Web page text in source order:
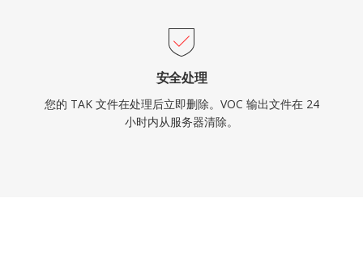
安全处理
您的 TAK 文件在处理后立即删除。VOC 输出文件在 24
小时内从服务器清除。